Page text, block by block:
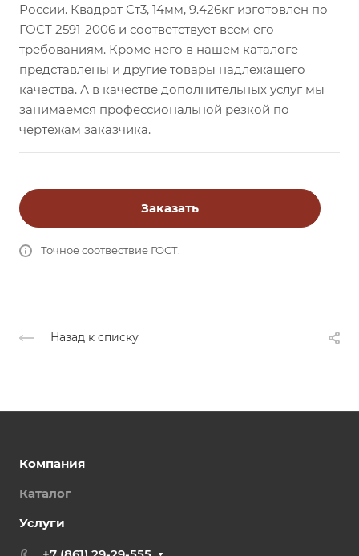
России. Квадрат Ст3, 14мм, 9.426кг изготовлен по
ГОСТ 2591-2006 и соответствует всем его
требованиям. Кроме него в нашем каталоге
представлены и другие товары надлежащего
качества. А в качестве дополнительных услуг мы
занимаемся профессиональной резкой по
чертежам заказчика.
Заказать
Точное соотвествие ГОСТ.
Назад к списку
Компания
Каталог
Услуги